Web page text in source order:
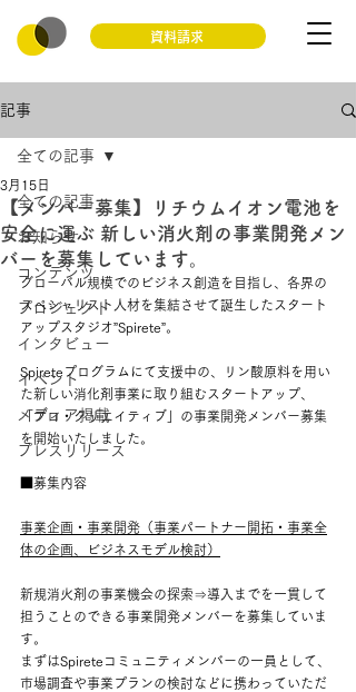
資料請求
記事
全ての記事
お知らせ
コンテンツ
プロジェクト
インタビュー
イベント
メディア掲載
プレスリリース
全ての記事
【メンバー募集】リチウムイオン電池を
安全に運ぶ 新しい消火剤の事業開発メン
バーを募集しています。
3月15日
グローバル規模でのビジネス創造を目指し、各界の
スペシャリスト人材を集結させて誕生したスタート
アップスタジオ”Spirete”。
Spireteプログラムにて支援中の、リン酸原料を用い
た新しい消化剤事業に取り組むスタートアップ、
「プロ・クリエイティブ」の事業開発メンバー募集
を開始いたしました。
■募集内容
事業企画・事業開発（事業パートナー開拓・事業全
体の企画、ビジネスモデル検討）
新規消火剤の事業機会の探索⇒導入までを一貫して
担うことのできる事業開発メンバーを募集していま
す。
まずはSpireteコミュニティメンバーの一員として、
市場調査や事業プランの検討などに携わっていただ